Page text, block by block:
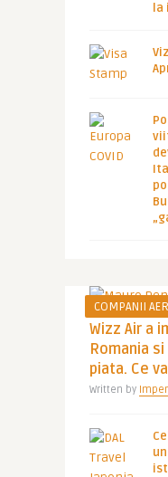
COMPANII
Wizz Air a
Romania
piata. Ce
Written by